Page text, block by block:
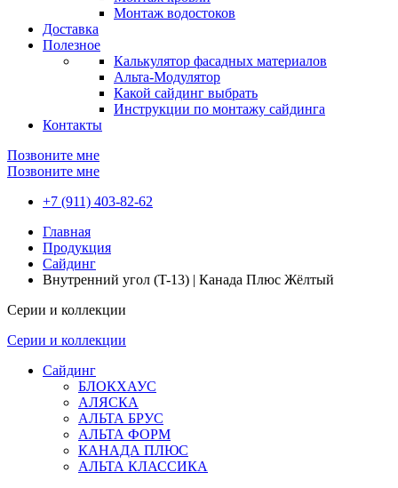
Монтаж водостоков
Доставка
Полезное
Калькулятор фасадных материалов
Альта-Модулятор
Какой сайдинг выбрать
Инструкции по монтажу сайдинга
Контакты
Позвоните мне
Позвоните мне
+7 (911) 403-82-62
Главная
Продукция
Сайдинг
Внутренний угол (T-13) | Канада Плюс Жёлтый
Серии и коллекции
Серии и коллекции
Сайдинг
БЛОКХАУС
АЛЯСКА
АЛЬТА БРУС
АЛЬТА ФОРМ
КАНАДА ПЛЮС
АЛЬТА КЛАССИКА